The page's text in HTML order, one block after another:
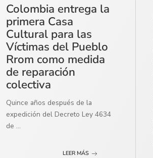
Colombia entrega la
primera Casa
Cultural para las
Víctimas del Pueblo
Rrom como medida
de reparación
colectiva
Quince años después de la
expedición del Decreto Ley 4634
de ...
LEER MÁS